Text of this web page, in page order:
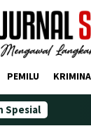
PEMILU
SpesialDemokrat